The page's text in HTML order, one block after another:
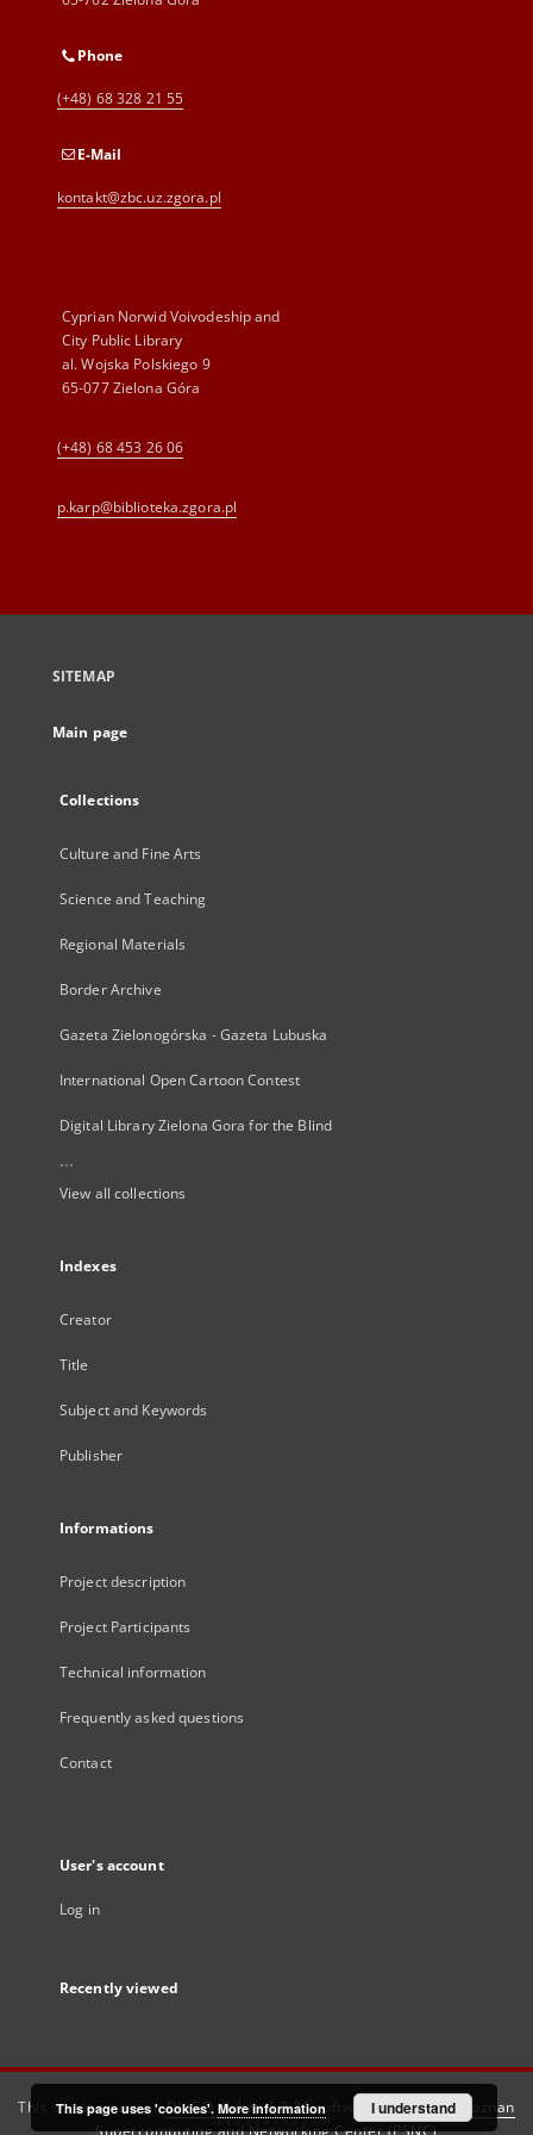
Phone
(+48) 68 328 21 55
E-Mail
kontakt@zbc.uz.zgora.pl
Cyprian Norwid Voivodeship and
City Public Library
al. Wojska Polskiego 9
65-077 Zielona Góra
(+48) 68 453 26 06
p.karp@biblioteka.zgora.pl
SITEMAP
Main page
Collections
Culture and Fine Arts
Science and Teaching
Regional Materials
Border Archive
Gazeta Zielonogórska - Gazeta Lubuska
International Open Cartoon Contest
Digital Library Zielona Gora for the Blind
...
View all collections
Indexes
Creator
Title
Subject and Keywords
Publisher
Informations
Project description
Project Participants
Technical information
Frequently asked questions
Contact
User's account
Log in
Recently viewed
This service runs onDInGO dLibra 6.3.21software created by
Poznan
Supercomputing and Networking Center (PSNC)
This page uses 'cookies'. More information I understand